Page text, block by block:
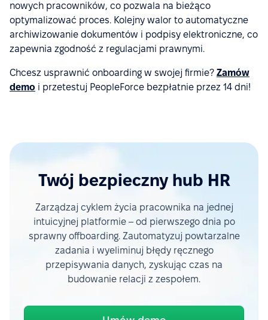
nowych pracowników, co pozwala na bieżąco
optymalizować proces. Kolejny walor to automatyczne
archiwizowanie dokumentów i podpisy elektroniczne, co
zapewnia zgodność z regulacjami prawnymi.
Chcesz usprawnić onboarding w swojej firmie? Zamów
demo i przetestuj PeopleForce bezpłatnie przez 14 dni!
Twój bezpieczny hub HR
Zarządzaj cyklem życia pracownika na jednej
intuicyjnej platformie – od pierwszego dnia po
sprawny offboarding. Zautomatyzuj powtarzalne
zadania i wyeliminuj błędy ręcznego
przepisywania danych, zyskując czas na
budowanie relacji z zespołem.